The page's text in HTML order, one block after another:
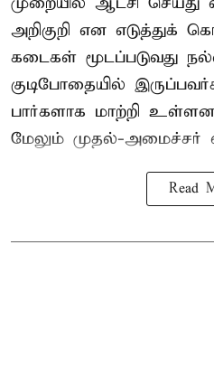
அறிகுறி என எடுத்துக்
கடைகள் மூடப்படுவது
குடிபோதையில்
பார்களாக மாற்றி
மேலும் முதல்-அமைச்சர்
Read